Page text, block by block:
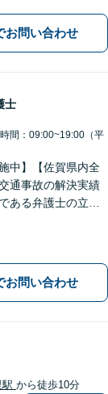
は、早めのご相談
お問い合わせ
士
間：09:00~19:00（平
中】【佐賀県内全
通事故の解決実績
ある弁護士の立場
お問い合わせ
から徒歩10分